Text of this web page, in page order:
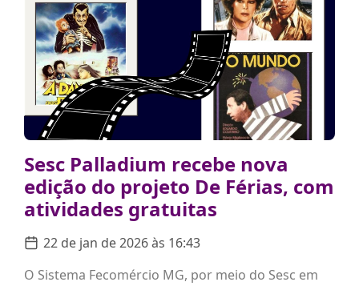
Sesc Palladium recebe nova
edição do projeto De Férias, com
atividades gratuitas
22 de jan de 2026 às 16:43
O Sistema Fecomércio MG, por meio do Sesc em